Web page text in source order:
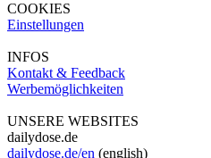
COOKIES
Einstellungen
INFOS
Kontakt & Feedback
Werbemöglichkeiten
UNSERE WEBSITES
dailydose.de
dailydose.de/en (english)